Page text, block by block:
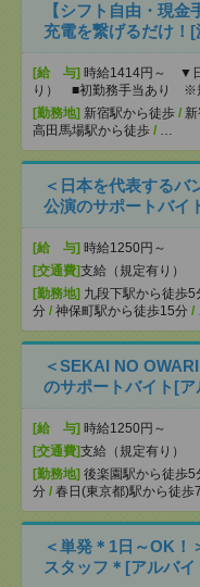
【シフト自由・現
充電を繋げるだけ！[
[給 与] 時給1414円～ ▼
り） ■初勤務手当あり ※
[勤務地] 新宿駅から徒歩 /
高田馬場駅から徒歩 / …
＜日本を代表するバ
公演のサポートバイ
[給 与] 時給1250円～
[交通費]支給（規定有り）
[勤務地] 九段下駅から徒歩5
分 / 神保町駅から徒歩15分 /
＜SEKAI NO
のサポートバイト[ア
[給 与] 時給1250円～
[交通費]支給（規定有り）
[勤務地] 後楽園駅から徒歩5
分 / 春日(東京都)駅から徒歩
＜単発＊1日～OK！
スタッフ＊[アルバイ